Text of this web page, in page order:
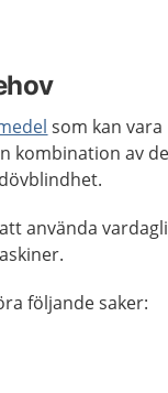
som kan vara
kombination av
använda
följande saker: